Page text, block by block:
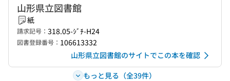
山形県立図書館
紙
請求記号： 318.05-ｼﾞﾁ-H24
図書登録番号： 106613332
山形県立図書館のサイトでこの本を確認
もっと見る（全39件）